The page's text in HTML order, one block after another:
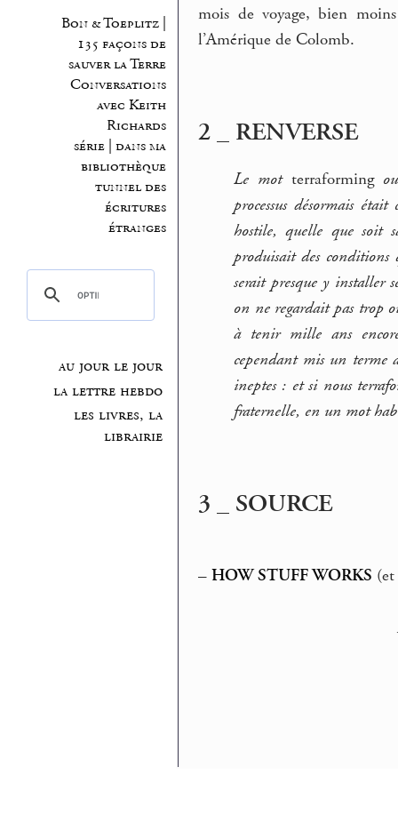
Bon & Toeplitz |
135 façons de
sauver la Terre
Conversations
avec Keith
Richards
série | dans ma
bibliothèque
tunnel des
écritures
étranges
au jour le jour
la lettre hebdo
les livres, la
librairie
mois de voyage, bien
l’Amérique de Colomb.
2 _ RENVERSE
Le mot terraformingou
processus désormais
hostile, quelle que soit
produisait des
serait presque y installer
on ne regardait pas trop
à tenir mille ans
cependant mis un terme
ineptes : et si nous
fraternelle, en un mot
3 _ SOURCE
– HOW STUFF WORKS